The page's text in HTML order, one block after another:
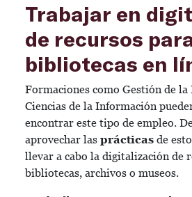
Trabajar en
de recursos
bibliotecas en
Formaciones como Gestión de
Ciencias de la Información
encontrar este tipo de empleo.
aprovechar las prácticas de
llevar a cabo la digitalización de
bibliotecas, archivos o museos.